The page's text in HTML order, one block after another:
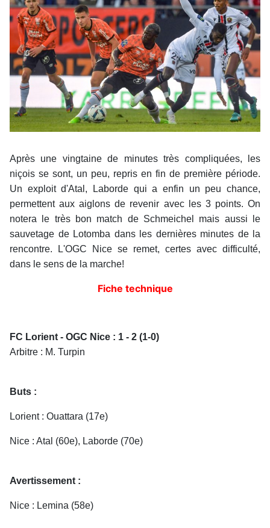
Après une vingtaine de minutes très compliquées, les
niçois se sont, un peu, repris en fin de première période.
Un exploit d'Atal, Laborde qui a enfin un peu chance,
permettent aux aiglons de revenir avec les 3 points. On
notera le très bon match de Schmeichel mais aussi le
sauvetage de Lotomba dans les dernières minutes de la
rencontre. L'OGC Nice se remet, certes avec difficulté,
dans le sens de la marche!
Fiche technique
FC Lorient - OGC Nice : 1 - 2 (1-0)
Arbitre : M. Turpin
Buts :
Lorient : Ouattara (17e)
Nice : Atal (60e), Laborde (70e)
Avertissement :
Nice : Lemina (58e)